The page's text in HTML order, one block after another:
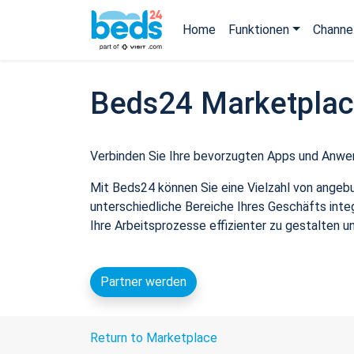
Home Funktionen
Beds24
Verbinden Sie Ihre bevorzugten Apps und
Mit Beds24 können Sie eine Vielzahl von
unterschiedliche Bereiche Ihres Geschäfts
Ihre Arbeitsprozesse effizienter zu gestalten
Partner werden
Return to Marketplace